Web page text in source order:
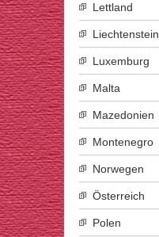
Lettland
Liechtenstein
Luxemburg
Malta
Mazedonien
Montenegro
Norwegen
Österreich
Polen